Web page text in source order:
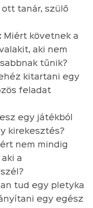
ott tanár, szülő
Miért követnek a
aki nem
tűnik?
kitartani egy
feladat
egy játékból
kirekesztés?
nem mindig
a
tud egy pletyka
egy egész